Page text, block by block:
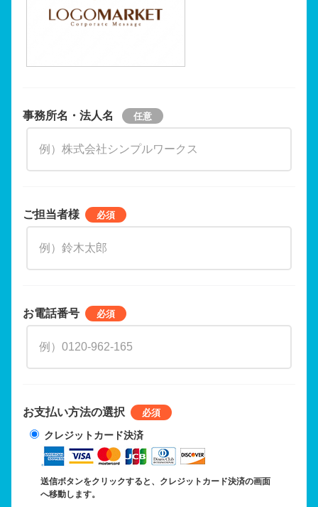
事務所名・法人名
ご担当者様
お電話番号
お支払い方法の選択
クレジットカード決済
送信ボタンをクリックすると、クレジットカード決済の画面
へ移動します。